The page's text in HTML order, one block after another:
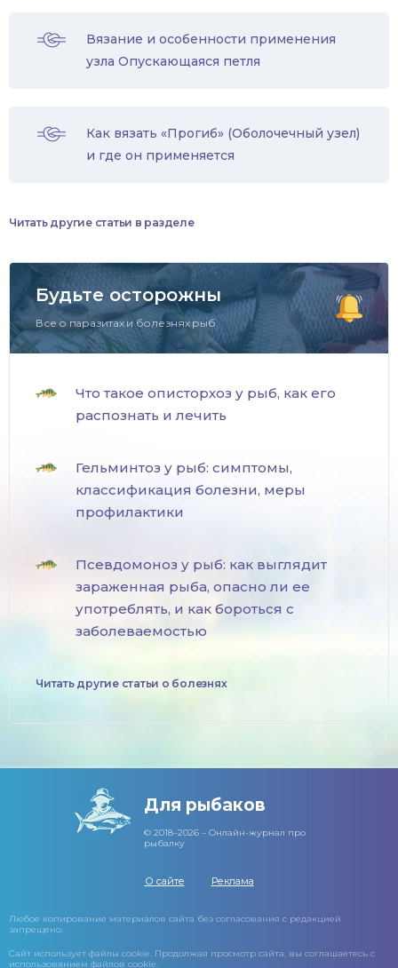
Вязание и особенности применения
узла Опускающаяся петля
Как вязать «Прогиб» (Оболочечный узел)
и где он применяется
Читать другие статьи в разделе
Будьте осторожны
Все о паразитах и болезнях рыб.
Что такое описторхоз у рыб, как его
распознать и лечить
Гельминтоз у рыб: симптомы,
классификация болезни, меры
профилактики
Псевдомоноз у рыб: как выглядит
зараженная рыба, опасно ли ее
употреблять, и как бороться с
заболеваемостью
Читать другие статьи о болезнях
Для рыбаков
© 2018–2026 – Онлайн-журнал про
рыбалку
О сайте Реклама
Любое копирование материалов сайта без согласования с редакцией
запрещено.
Сайт использует файлы cookie. Продолжая просмотр сайта, вы соглашаетесь с
использованием файлов cookie.